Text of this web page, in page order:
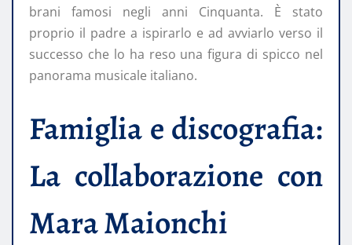
brani famosi negli anni Cinquanta. È stato
proprio il padre a ispirarlo e ad avviarlo verso il
successo che lo ha reso una figura di spicco nel
panorama musicale italiano.
Famiglia e discografia:
La collaborazione con
Mara Maionchi